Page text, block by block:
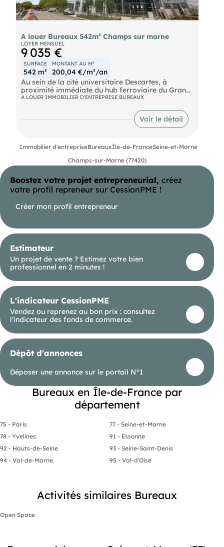
A louer Bureaux 542m² Champs sur marne
LOYER MENSUEL
9 035 €
SURFACE
542 m²
MONTANT AU M²
200,04 €/m²/an
Au sein de la cité universitaire Descartes, à
proximité immédiate du hub ferroviaire du Grand
Paris et l'autoroute A4, ImmpNotre équipes
génération de 542 m² non divisibles à la location.
Bus Bus RER Noisy - Champs (A) Route N104
A LOUER IMMOBILIER D'ENTREPRISE BUREAUX
Voir le détail
Immobilier d'entrepriseBureauxÎle-de-FranceSeine-et-Marne
Champs-sur-Marne (77420)
Boostez votre projet entrepreneurial, créez
votre profil repreneur sur CessionPME !
Créer mon profil entrepreneur
Estimateur
Un projet de vente ? Estimez votre bien
professionnel en 2 minutes !
L'indicateur CessionPME
Vendez ou reprenez au bon prix : consultez
l’indicateur des fonds de commerce.
Dépôt d'annonces
Déposer une annonce sur le portail N°1
Bureaux en Île-de-France par
département
75 - Paris
77 - Seine-et-Marne
78 - Yvelines
91 - Essonne
92 - Hauts-de-Seine
93 - Seine-Saint-Denis
94 - Val-de-Marne
95 - Val-d'Oise
Activités similaires Bureaux
Open Space